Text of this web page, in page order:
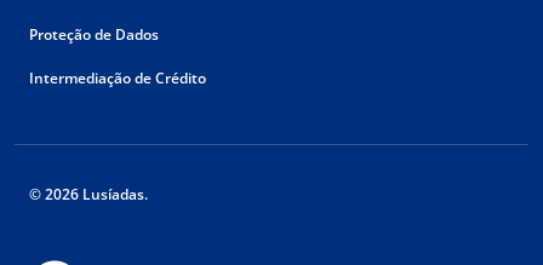
Proteção de Dados
Intermediação de Crédito
© 2026 Lusíadas.